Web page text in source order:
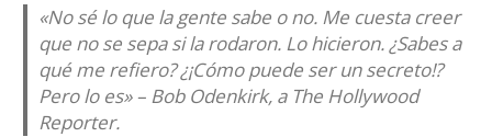
«No sé lo que la gente sabe o no. Me cuesta creer
que no se sepa si la rodaron. Lo hicieron. ¿Sabes a
qué me refiero? ¿¡Cómo puede ser un secreto!?
Pero lo es» – Bob Odenkirk, a The Hollywood
Reporter.